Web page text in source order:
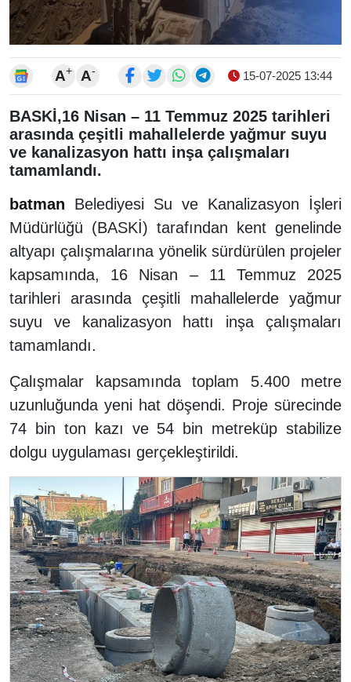
A+ A- 15-07-2025 13:44
BASKİ,16 Nisan – 11 Temmuz 2025 tarihleri
arasında çeşitli mahallelerde yağmur suyu
ve kanalizasyon hattı inşa çalışmaları
tamamlandı.
batman Belediyesi Su ve Kanalizasyon İşleri
Müdürlüğü (BASKİ) tarafından kent genelinde
altyapı çalışmalarına yönelik sürdürülen projeler
kapsamında, 16 Nisan – 11 Temmuz 2025
tarihleri arasında çeşitli mahallelerde yağmur
suyu ve kanalizasyon hattı inşa çalışmaları
tamamlandı.
Çalışmalar kapsamında toplam 5.400 metre
uzunluğunda yeni hat döşendi. Proje sürecinde
74 bin ton kazı ve 54 bin metreküp stabilize
dolgu uygulaması gerçekleştirildi.